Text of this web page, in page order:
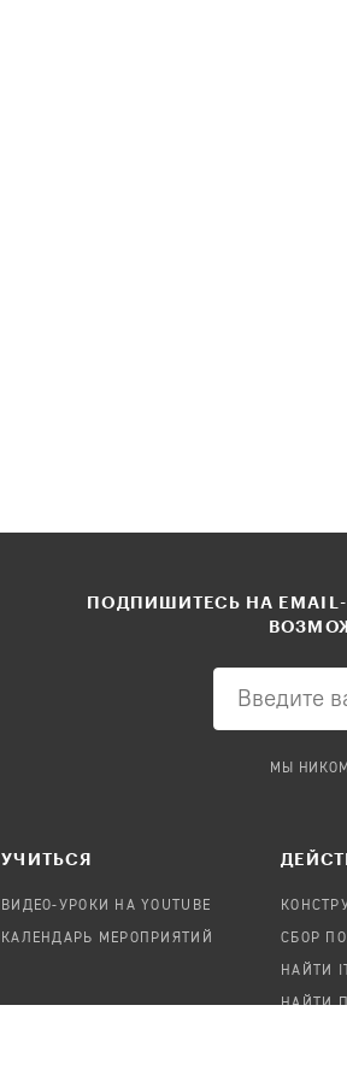
ПОДПИШИТЕСЬ НА
МЫ
УЧИТЬСЯ
ВИДЕО-УРОКИ НА YOUTUBE
КАЛЕНДАРЬ МЕРОПРИЯТИЙ СБОР
НАЙТИ
НАЙТИ